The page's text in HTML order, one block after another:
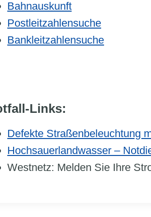
Bahnauskunft
Postleitzahlensuche
Bankleitzahlensuche
Links:
Defekte Straßenbeleuchtung
Hochsauerlandwasser –
Westnetz: Melden Sie Ihre